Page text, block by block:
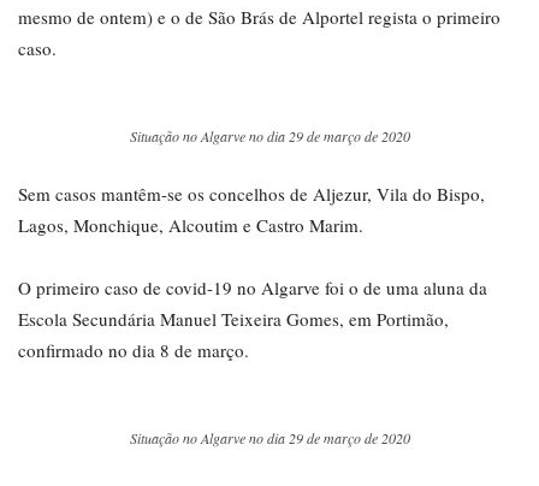
mesmo de ontem) e o de São Brás de Alportel regista o primeiro
caso.
Situação no Algarve no dia 29 de março de 2020
Sem casos mantêm-se os concelhos de Aljezur, Vila do Bispo,
Lagos, Monchique, Alcoutim e Castro Marim.
O primeiro caso de covid-19 no Algarve foi o de uma aluna da
Escola Secundária Manuel Teixeira Gomes, em Portimão,
confirmado no dia 8 de março.
Situação no Algarve no dia 29 de março de 2020